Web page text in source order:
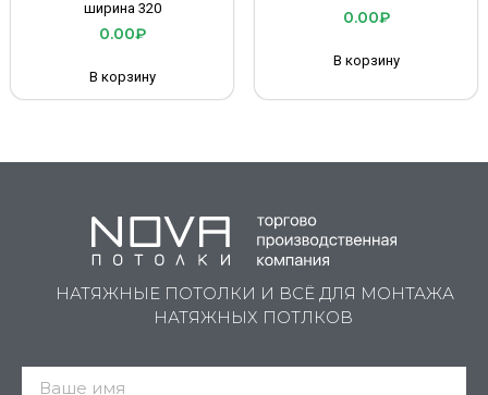
ширина 320
0.00₽
В корзину
0.00₽
В корзину
НАТЯЖНЫЕ ПОТОЛКИ И ВСЁ ДЛЯ МОНТАЖА
НАТЯЖНЫХ ПОТЛКОВ